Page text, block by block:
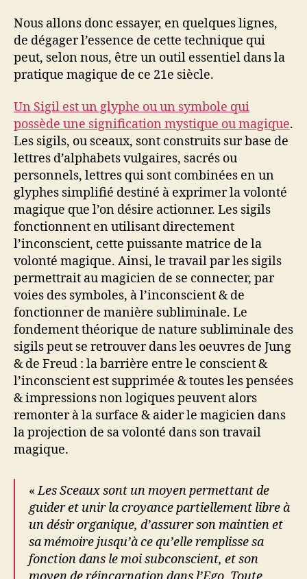
Nous allons donc essayer, en quelques lignes,
de dégager l’essence de cette technique qui
peut, selon nous, être un outil essentiel dans la
pratique magique de ce 21e siècle.
Un Sigil est un glyphe ou un symbole qui
possède une signification mystique ou magique.
Les sigils, ou sceaux, sont construits sur base de
lettres d’alphabets vulgaires, sacrés ou
personnels, lettres qui sont combinées en un
glyphes simplifié destiné à exprimer la volonté
magique que l’on désire actionner. Les sigils
fonctionnent en utilisant directement
l’inconscient, cette puissante matrice de la
volonté magique. Ainsi, le travail par les sigils
permettrait au magicien de se connecter, par
voies des symboles, à l’inconscient & de
fonctionner de manière subliminale. Le
fondement théorique de nature subliminale des
sigils peut se retrouver dans les oeuvres de Jung
& de Freud : la barrière entre le conscient &
l’inconscient est supprimée & toutes les pensées
& impressions non logiques peuvent alors
remonter à la surface & aider le magicien dans
la projection de sa volonté dans son travail
magique.
«Les Sceaux sont un moyen permettant de
guider et unir la croyance partiellement libre à
un désir organique, d’assurer son maintien et
sa mémoire jusqu’à ce qu’elle remplisse sa
fonction dans le moi subconscient, et son